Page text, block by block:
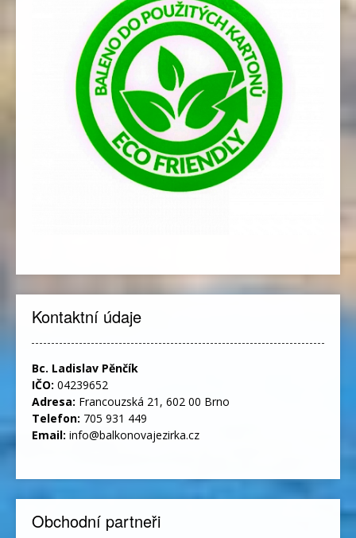
Kontaktní údaje
Bc. Ladislav Pěnčík
IČO: 04239652
Adresa: Francouzská 21, 602 00 Brno
Telefon: 705 931 449
Email: info@balkonovajezirka.cz
Obchodní partneři